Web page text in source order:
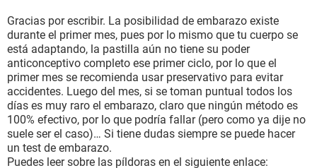
Gracias por escribir. La posibilidad de embarazo existe
durante el primer mes, pues por lo mismo que tu cuerpo se
está adaptando, la pastilla aún no tiene su poder
anticonceptivo completo ese primer ciclo, por lo que el
primer mes se recomienda usar preservativo para evitar
accidentes. Luego del mes, si se toman puntual todos los
días es muy raro el embarazo, claro que ningún método es
100% efectivo, por lo que podría fallar (pero como ya dije no
suele ser el caso)… Si tiene dudas siempre se puede hacer
un test de embarazo.
Puedes leer sobre las píldoras en el siguiente enlace: